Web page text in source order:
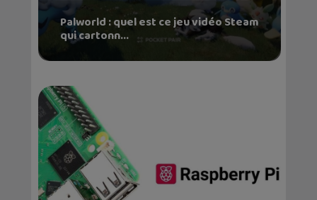
Palworld : quel est ce jeu vidéo Steam
qui cartonn...